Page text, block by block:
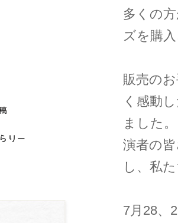
多くの
ズを購
販売の
く感動
ました。
演者の
し、私
7月28、